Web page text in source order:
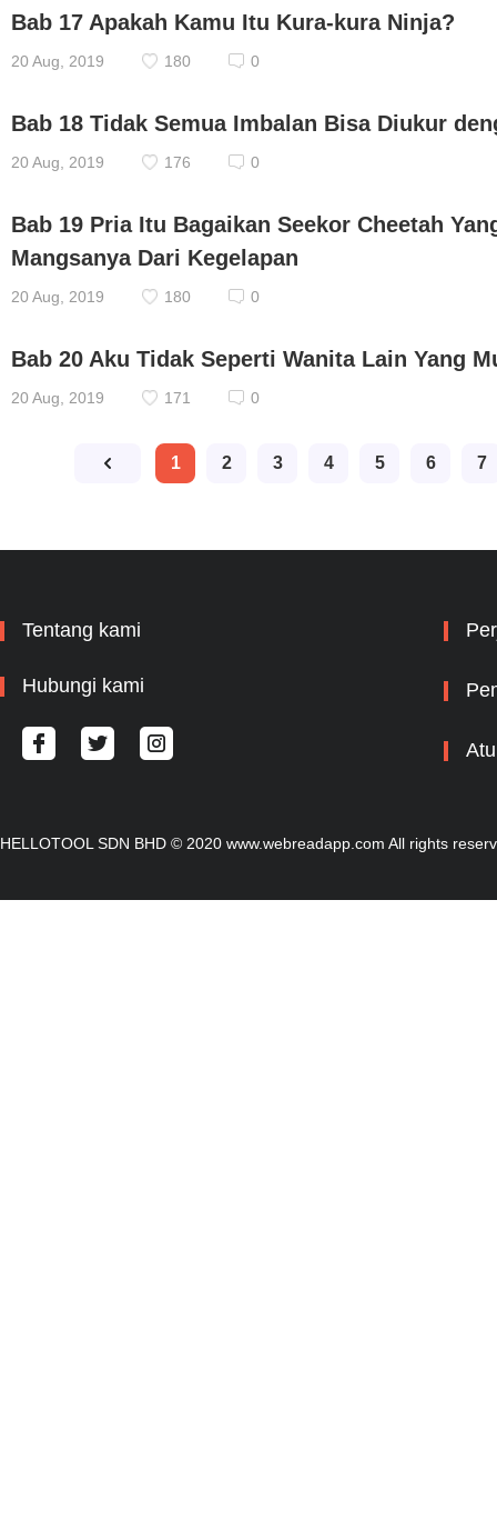
Bab 17 Apakah Kamu Itu Kura-kura Ninja?
20 Aug, 2019 180 0
Bab 18 Tidak Semua Imbalan Bisa Diukur
20 Aug, 2019 176 0
Bab 19 Pria Itu Bagaikan Seekor Cheetah
Mangsanya Dari Kegelapan
20 Aug, 2019 180 0
Bab 20 Aku Tidak Seperti Wanita Lain Yang
20 Aug, 2019 171 0
1 2 3 4 5 6 7
Tentang kami
Hubungi kami
HELLOTOOL SDN BHD © 2020 www.webreadapp.com All rights